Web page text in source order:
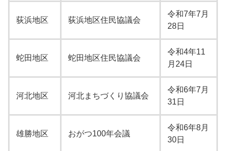
荻浜地区 荻浜地区住民協議会
令和7年7月
28日
蛇田地区 蛇田地区住民協議会
令和4年11
月24日
河北地区 河北まちづくり協議会
令和6年7月
31日
雄勝地区 おがつ100年会議
令和6年8月
30日